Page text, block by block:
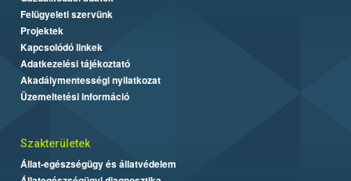
Felügyeleti szervünk
Projektek
Kapcsolódó linkek
Adatkezelési tájékoztató
Akadálymentességi nyilatkozat
Üzemeltetési információ
Szakterületek
Állat-egészségügy és állatvédelem